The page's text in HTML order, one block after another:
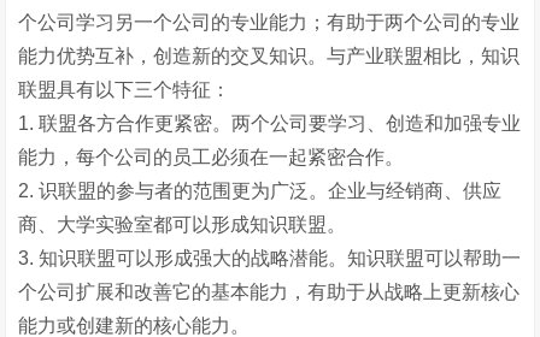
个公司学习另一个公司的专业能力；有助于两个公司的专业
能力优势互补，创造新的交叉知识。与产业联盟相比，知识
联盟具有以下三个特征：
1. 联盟各方合作更紧密。两个公司要学习、创造和加强专业
能力，每个公司的员工必须在一起紧密合作。
2. 识联盟的参与者的范围更为广泛。企业与经销商、供应
商、大学实验室都可以形成知识联盟。
3. 知识联盟可以形成强大的战略潜能。知识联盟可以帮助一
个公司扩展和改善它的基本能力，有助于从战略上更新核心
能力或创建新的核心能力。